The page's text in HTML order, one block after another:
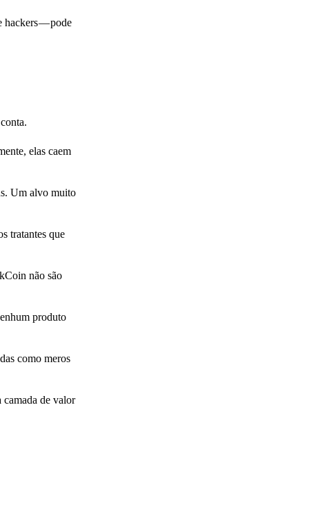
hackers — pode
elas caem
Um alvo muito
tratantes que
não são
produto
como meros
de valor